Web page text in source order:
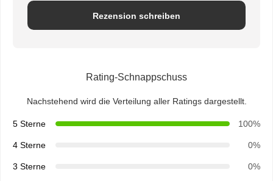
Rezension schreiben
Rating-Schnappschuss
Nachstehend wird die Verteilung aller Ratings dargestellt.
5 Sterne 100%
4 Sterne 0%
3 Sterne 0%